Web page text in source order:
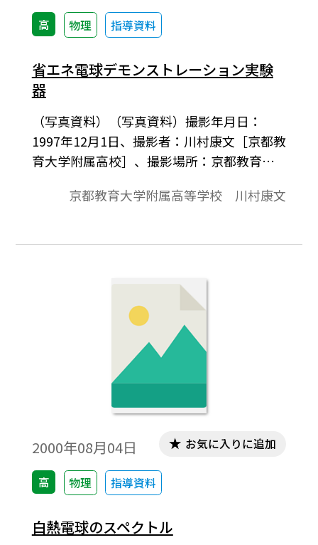
高 物理 指導資料
省エネ電球デモンストレーション実験
器
（写真資料）（写真資料）撮影年月日：
1997年12月1日、撮影者：川村康文［京都教
育大学附属高校］、撮影場所：京都教育大
て、課題研究的な実験を行った際に、生徒と
ーション実験器」である。本実験器は、
ンポ・イン・京都」でステージ発表され
た。なお、スリットは、持ち運びが便利な
ようにと、このイベントのために川村が開
発した「折り畳み式スリット」である。
京都教育大学附属高等学校 川村康文
2000年08月04日
高 物理 指導資料
お気に入りに追加
白熱電球のスペクトル